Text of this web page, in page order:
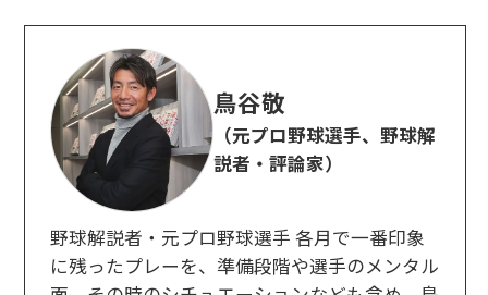
鳥谷敬
（元プロ野球選手、野球解
説者・評論家）
野球解説者・元プロ野球選手 各月で一番印象
に残ったプレーを、準備段階や選手のメンタル